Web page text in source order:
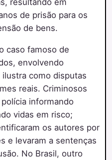
resultando em
de prisão para os
de bens.
caso famoso de
envolvendo
como disputas
reais. Criminosos
informando
vidas em risco;
os autores por
e levaram a sentenças
No Brasil, outro